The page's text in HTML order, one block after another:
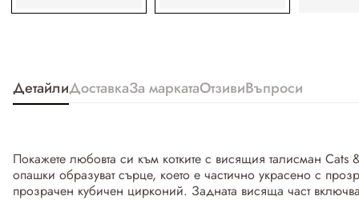
ДетайлиДоставкаЗа маркатаОтзивиВъпроси
Покажете любовта си към котките с висящия талисман
опашки образуват сърце, което е частично украсено с
прозрачен кубичен цирконий. Задната висяща част